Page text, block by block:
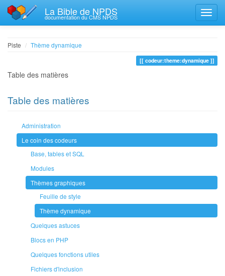
La Bible de NPDS
documentation du CMS NPDS
Piste Thème dynamique
codeur:theme:dynamique
Table des matières
Table des matières
Administration
Le coin des codeurs
Base, tables et SQL
Modules
Thèmes graphiques
Feuille de style
Thème dynamique
Quelques astuces
Blocs en PHP
Quelques fonctions utiles
Fichiers d'inclusion